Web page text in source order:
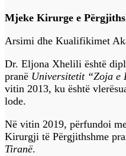
Mjeke Kirurge e
Arsimi dhe Kualifikimet
Dr. Eljona Xhelili është
pranë Universitetit “Zoja e
vitin 2013, ku është
lode.
Në vitin 2019, përfundoi
Kirurgji të Përgjithshme
Tiranë.